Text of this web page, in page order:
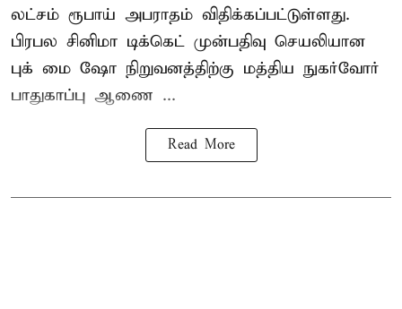
லட்சம் ரூபாய் அபராதம் விதிக்கப்பட்டுள்ளது.
பிரபல சினிமா டிக்கெட் முன்பதிவு செயலியான
புக் மை ஷோ நிறுவனத்திற்கு மத்திய நுகர்வோர்
பாதுகாப்பு ஆணை ...
Read More